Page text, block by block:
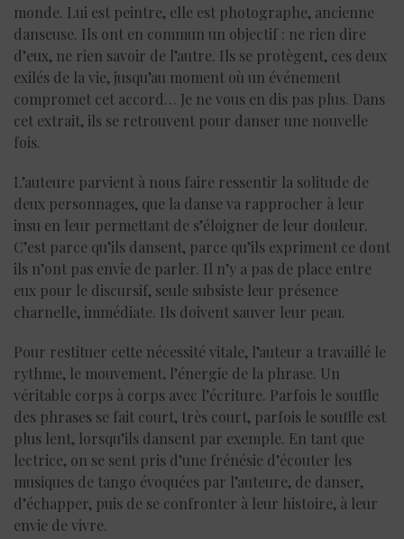
monde. Lui est peintre, elle est photographe, ancienne
danseuse. Ils ont en commun un objectif : ne rien dire
d’eux, ne rien savoir de l’autre. Ils se protègent, ces deux
exilés de la vie, jusqu’au moment où un événement
compromet cet accord… Je ne vous en dis pas plus. Dans
cet extrait, ils se retrouvent pour danser une nouvelle
fois.
L’auteure parvient à nous faire ressentir la solitude de
deux personnages, que la danse va rapprocher à leur
insu en leur permettant de s’éloigner de leur douleur.
C’est parce qu’ils dansent, parce qu’ils expriment ce dont
ils n’ont pas envie de parler. Il n’y a pas de place entre
eux pour le discursif, seule subsiste leur présence
charnelle, immédiate. Ils doivent sauver leur peau.
Pour restituer cette nécessité vitale, l’auteur a travaillé le
rythme, le mouvement, l’énergie de la phrase. Un
véritable corps à corps avec l’écriture. Parfois le souffle
des phrases se fait court, très court, parfois le souffle est
plus lent, lorsqu’ils dansent par exemple. En tant que
lectrice, on se sent pris d’une frénésie d’écouter les
musiques de tango évoquées par l’auteure, de danser,
d’échapper, puis de se confronter à leur histoire, à leur
envie de vivre.